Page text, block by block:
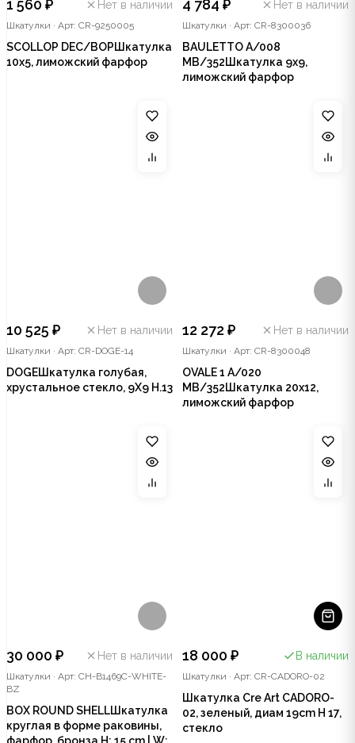
1 560 ₽ Нет в наличии
Шкатулки · Арт: CR-9250005
SCOLLOP DEC/BOPШкатулка
10х5, лиможский фарфор
4 784 ₽ Нет в наличии
Шкатулки · Арт: CR-8300036
BAULETTO A/008
MB/352Шкатулка 9х9,
лиможский фарфор
10 525 ₽ Нет в наличии
Шкатулки · Арт: CR-DOGE-14
DOGEШкатулка голубая,
хрустальное стекло, 9X9 Н.13
12 272 ₽ Нет в наличии
Шкатулки · Арт: CR-8300048
OVALE 1 A/020
MB/352Шкатулка 20х12,
лиможский фарфор
30 000 ₽ Нет в наличии
Шкатулки · Арт: CH-B1469C-WHITE-
BZ
BOX ROUND SHELLШкатулка
круглая в форме раковины,
18 000 ₽ В наличии
Шкатулки · Арт: CR-CADORO-02
Шкатулка Cre Art CADORO-
02, зеленый, диам 19cm H 17,
стекло